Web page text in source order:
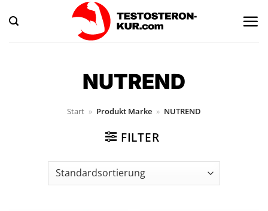
Inhalt
springen
NUTREND
Start » Produkt Marke » NUTREND
FILTER